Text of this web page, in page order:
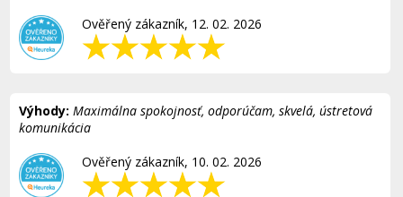
Ověřený zákazník, 12. 02. 2026
Výhody: Maximálna spokojnosť, odporúčam, skvelá, ústretová
komunikácia
Ověřený zákazník, 10. 02. 2026